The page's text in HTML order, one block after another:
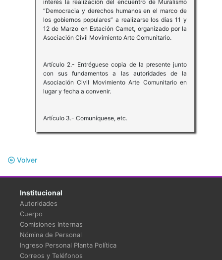
interés la realización del encuentro de Muralismo
“Democracia y derechos humanos en el marco de
los gobiernos populares” a realizarse los días 11 y
12 de Marzo en Estación Camet, organizado por la
Asociación Civil Movimiento Arte Comunitario.
Artículo 2.- Entréguese copia de la presente junto
con sus fundamentos a las autoridades de la
Asociación Civil Movimiento Arte Comunitario en
lugar y fecha a convenir.
Artículo 3.- Comuníquese, etc.
Volver
Institucional
Autoridades
Cuerpo
Comisiones Internas
Nómina de Personal
Ingreso Personal Planta Política
Correos y Teléfonos